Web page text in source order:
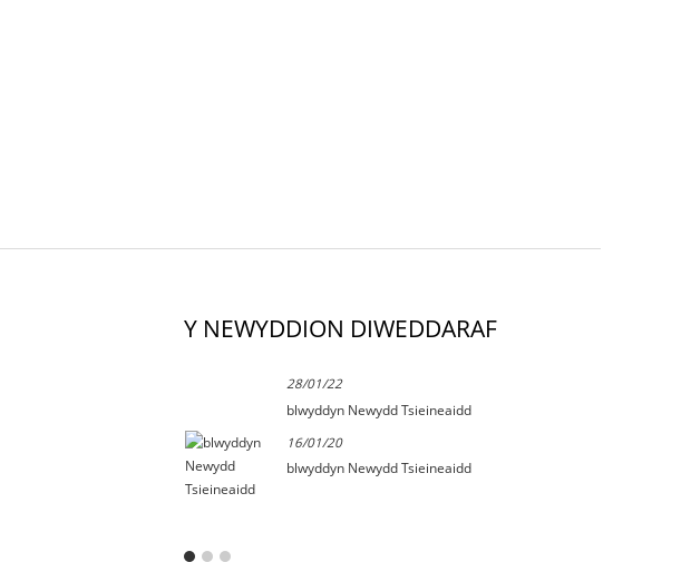
Y NEWYDDION DIWEDDARAF
28/01/22
blwyddyn Newydd Tsieineaidd
16/01/20
blwyddyn Newydd Tsieineaidd